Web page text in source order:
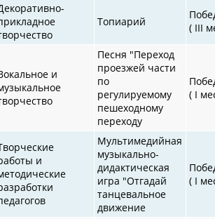
Топиарий
( III
и
Песня "Переход
проезжей части
по
регулируемому
пешеходному
переходу
( I
и
Мультимедийная
музыкально-
дидактическая
игра "Отгадай
танцевальное
движение
( I